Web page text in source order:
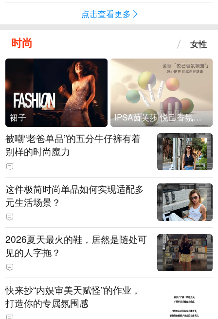
点击查看更多
时尚 女性
裙子 IPSA茵芙莎 悦己香氛凝露上市
被嘲“老爸单品”的五分牛仔裤有着
别样的时尚魔力
这件极简时尚单品如何实现适配多
元生活场景？
2026夏天最火的鞋，居然是随处可
见的人字拖？
快来抄“内娱审美天赋怪”的作业，
打造你的专属氛围感